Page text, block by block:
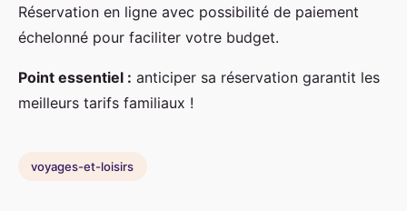
Réservation en ligne avec possibilité de paiement
échelonné pour faciliter votre budget.
Point essentiel : anticiper sa réservation garantit les
meilleurs tarifs familiaux !
voyages-et-loisirs